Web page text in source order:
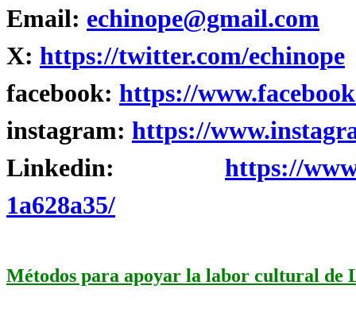
Email: echinope@gmail.com
X: https://twitter.com/echinope
facebook: https://
instagram: https://
Linkedin: https://
1a628a35/
Métodos para apoyar la labor cultural de